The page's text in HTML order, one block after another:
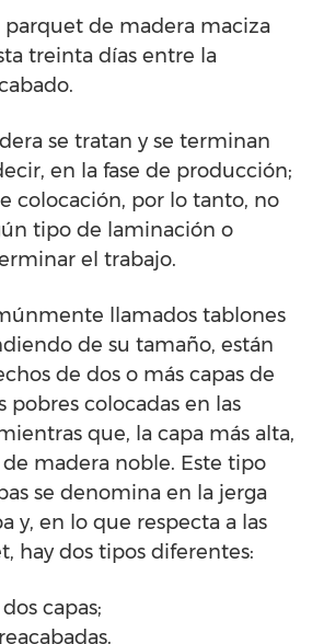
parquet de madera maciza
treinta días entre la
se tratan y se terminan
en la fase de producción;
colocación, por lo tanto, no
tipo de laminación o
el trabajo.
llamados tablones
de su tamaño, están
de dos o más capas de
pobres colocadas en las
que, la capa más alta,
de madera noble. Este tipo
se denomina en la jerga
y, en lo que respecta a las
hay dos tipos diferentes:
capas;